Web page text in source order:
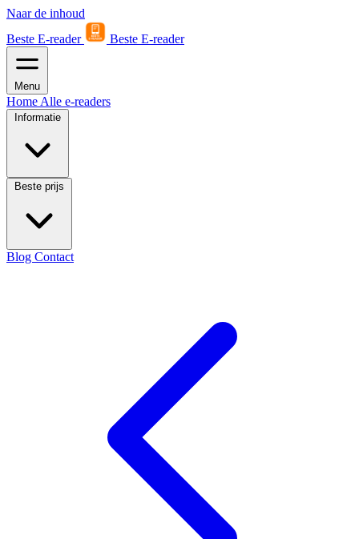
Naar de inhoud
Beste E-reader
Beste E-reader
Menu
Home Alle e-readers
Informatie
Beste prijs
Blog Contact